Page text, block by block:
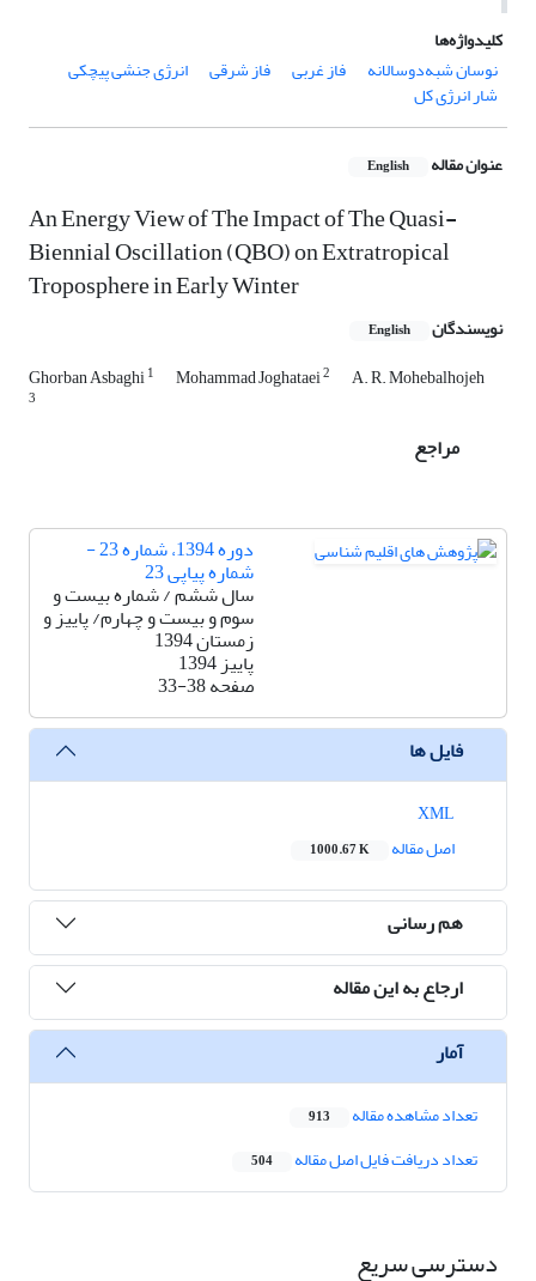
کلیدواژه‌ها
نوسان شبه‌دوسالانه
فاز غربی فاز شرقی انرژی جنشی پیچکی
شار انرژی کل
عنوان مقاله English
An Energy View of The Impact of The Quasi-
Biennial Oscillation (QBO) on Extratropical
Troposphere in Early Winter
نویسندگان English
Ghorban Asbaghi1 Mohammad Joghataei2 A. R. Mohebalhojeh
3
مراجع
دوره 1394، شماره 23 -
شماره پیاپی 23
سال ششم / شماره بیست و
سوم و بیست و چهارم/ پاییز و
زمستان 1394
پاییز 1394
صفحه33-38
فایل ها
اصل مقاله
1000.67 K
هم رسانی
ارجاع به این مقاله
آمار
تعداد مشاهده مقاله 913
تعداد دریافت فایل اصل مقاله 504
دسترسی سریع